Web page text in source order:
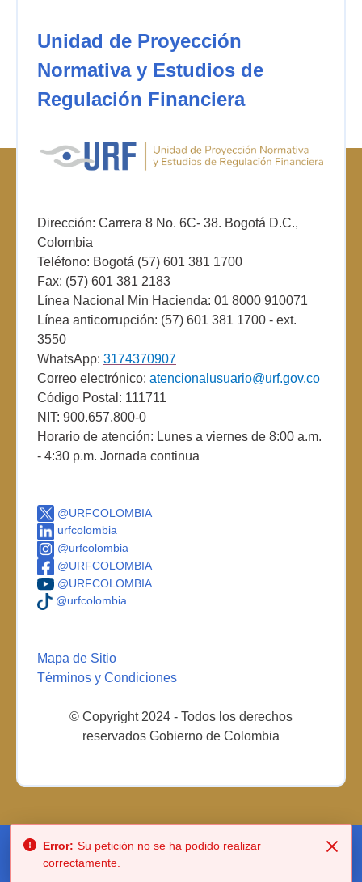
Unidad de Proyección
Normativa y Estudios de
Regulación Financiera
Dirección: Carrera 8 No. 6C- 38. Bogotá D.C.,
Colombia
Teléfono: Bogotá (57) 601 381 1700
Fax: (57) 601 381 2183
Línea Nacional Min Hacienda: 01 8000 910071
Línea anticorrupción: (57) 601 381 1700 - ext.
3550
WhatsApp: 3174370907
Correo electrónico: atencionalusuario@urf.gov.co
Código Postal: 111711
NIT: 900.657.800-0
Horario de atención: Lunes a viernes de 8:00 a.m.
- 4:30 p.m. Jornada continua
@URFCOLOMBIA
urfcolombia
@urfcolombia
@URFCOLOMBIA
@URFCOLOMBIA
@urfcolombia
Mapa de Sitio
Términos y Condiciones
© Copyright 2024 - Todos los derechos
reservados Gobierno de Colombia
Error: Su petición no se ha podido realizar
correctamente.